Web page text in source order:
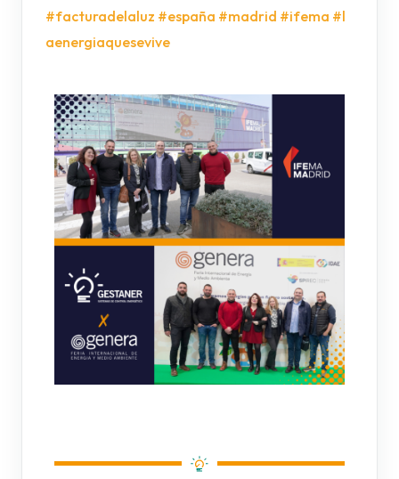
#facturadelaluz #españa #madrid #ifema #l
aenergiaquesevive